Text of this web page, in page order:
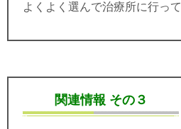
よくよく選んで治療所に行って
関連情報 その３